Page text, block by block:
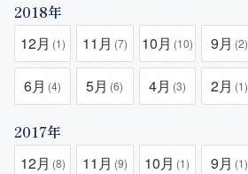
2018年
12月 (1) 11月 (7) 10月 (10) 9月 (2)
6月 (4) 5月 (6) 4月 (3) 2月 (1)
2017年
12月 (8) 11月 (9) 10月 (1) 9月 (1)